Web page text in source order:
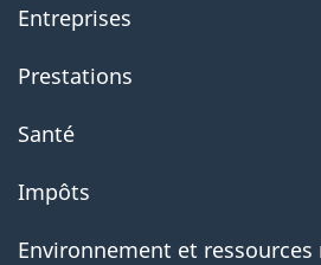
Entreprises
Prestations
Santé
Impôts
Environnement et ressources